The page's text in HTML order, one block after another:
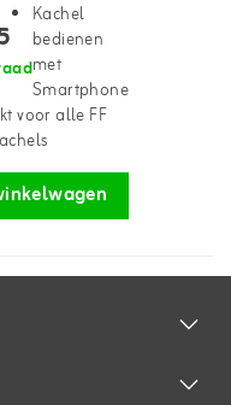
Kachel
bedienen
met
Smartphone
voor alle FF